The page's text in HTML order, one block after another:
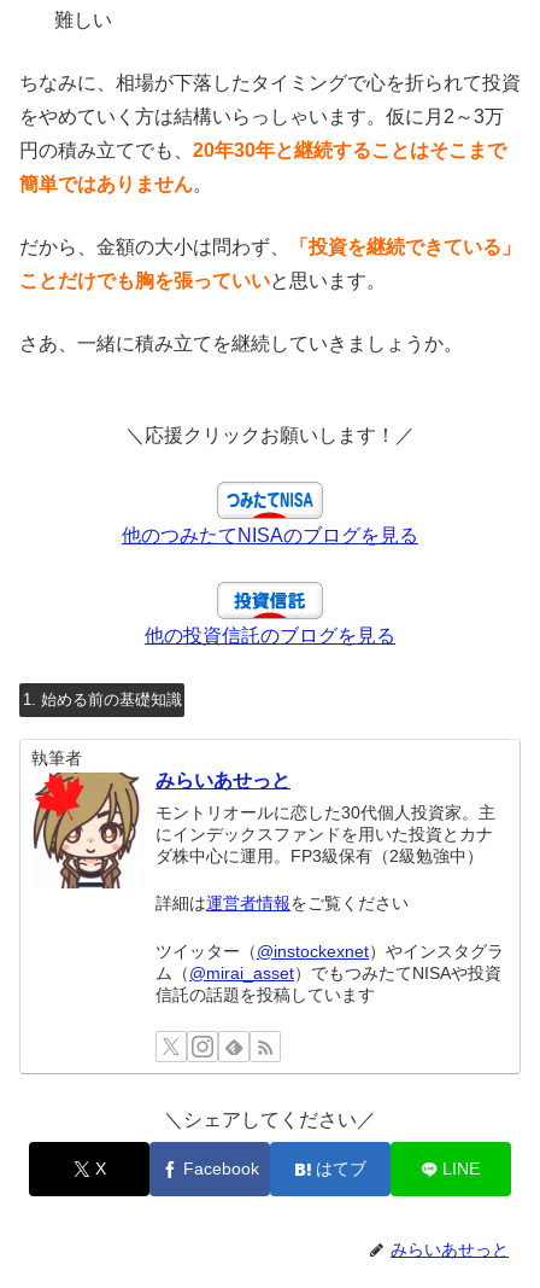
難しい
ちなみに、相場が下落したタイミングで心を折られて投資
をやめていく方は結構いらっしゃいます。仮に月2～3万
円の積み立てでも、 20年30年と継続することはそこまで
簡単ではありません。
だから、金額の大小は問わず、
「投資を継続できている」
ことだけでも胸を張っていいと思います。
さあ、一緒に積み立てを継続していきましょうか。
＼応援クリックお願いします！／
他のつみたてNISAのブログを見る
他の投資信託のブログを見る
1. 始める前の基礎知識
執筆者
みらいあせっと
モントリオールに恋した30代個人投資家。主
にインデックスファンドを用いた投資とカナ
ダ株中心に運用。FP3級保有（2級勉強中）
詳細は運営者情報をご覧ください
ツイッター（@instockexnet）やインスタグラ
ム（@mirai_asset）でもつみたてNISAや投資
信託の話題を投稿しています
＼シェアしてください／
X Facebook はてブ LINE
みらいあせっと